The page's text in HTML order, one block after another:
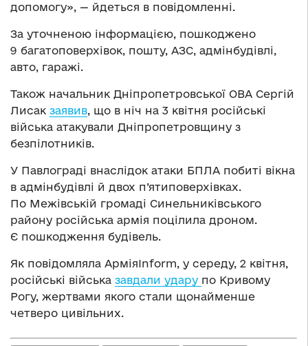
допомогу», — йдеться в повідомленні.
За уточненою інформацією, пошкоджено
9 багатоповерхівок, пошту, АЗС, адмінбудівлі,
авто, гаражі.
Також начальник Дніпропетровської ОВА Сергій
Лисак заявив, що в ніч на 3 квітня російські
війська атакували Дніпропетровщину з
безпілотників.
У Павлограді внаслідок атаки БПЛА побиті вікна
в адмінбудівлі й двох п’ятиповерхівках.
По Межівській громаді Синельниківського
району російська армія поцілила дроном.
Є пошкодження будівель.
Як повідомляла АрміяInform, у середу, 2 квітня,
російські війська завдали удару по Кривому
Рогу, жертвами якого стали щонайменше
четверо цивільних.